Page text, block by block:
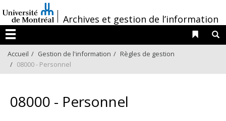
au
contenu
/
Archives et gestion de l’information
Menu
Liens
Accueil Gestion de l'information
Règles de gestion
08000 - Personnel
08000 - Personnel